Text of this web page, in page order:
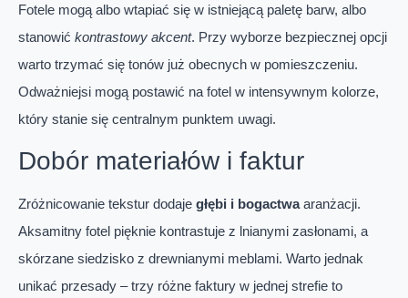
Fotele mogą albo wtapiać się w istniejącą paletę barw, albo
stanowić kontrastowy akcent. Przy wyborze bezpiecznej opcji
warto trzymać się tonów już obecnych w pomieszczeniu.
Odważniejsi mogą postawić na fotel w intensywnym kolorze,
który stanie się centralnym punktem uwagi.
Dobór materiałów i faktur
Zróżnicowanie tekstur dodaje głębi i bogactwaaranżacji.
Aksamitny fotel pięknie kontrastuje z lnianymi zasłonami, a
skórzane siedzisko z drewnianymi meblami. Warto jednak
unikać przesady – trzy różne faktury w jednej strefie to